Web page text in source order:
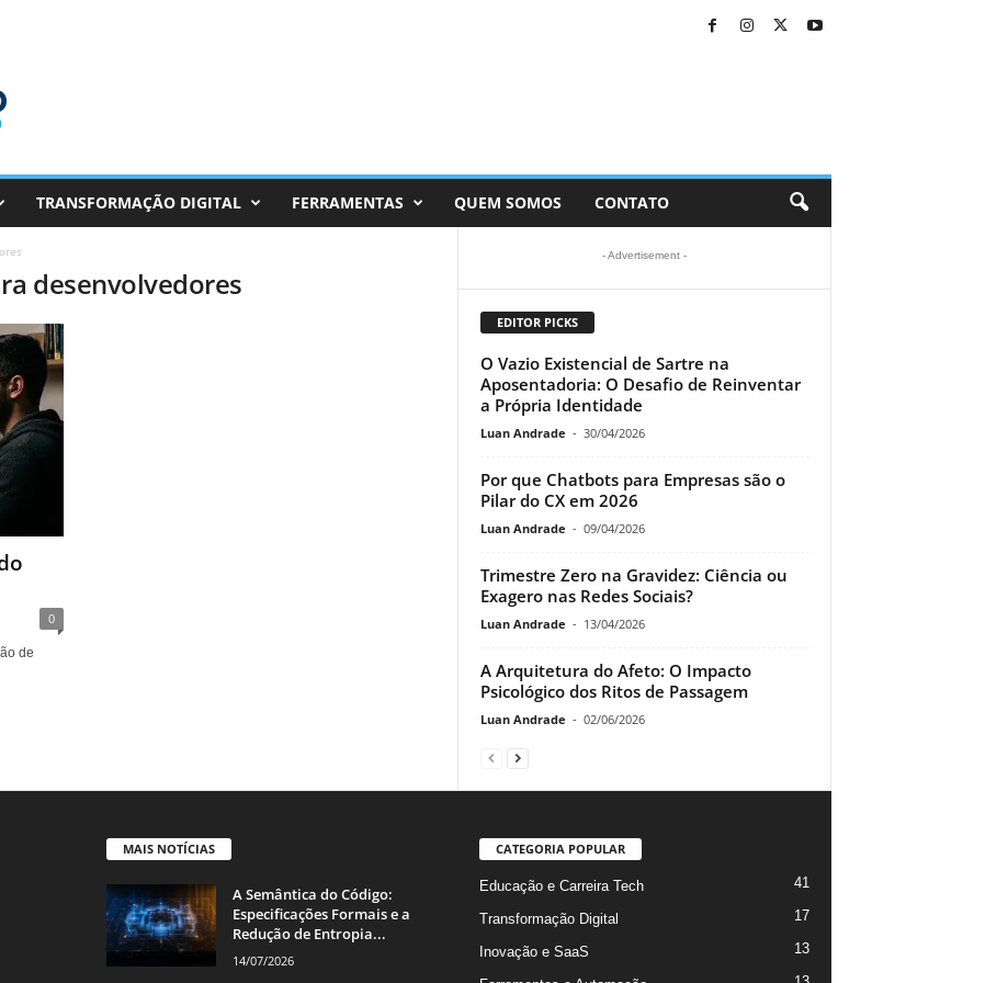
TRANSFORMAÇÃO DIGITAL FERRAMENTAS QUEM SOMOS CONTATO
desenvolvedores
0
de
- Advertisement -
EDITOR PICKS
O Vazio Existencial de Sartre na
Aposentadoria: O Desafio de Reinventar
a Própria Identidade
Luan Andrade - 30/04/2026
Por que Chatbots para Empresas são o
Pilar do CX em 2026
Luan Andrade - 09/04/2026
Trimestre Zero na Gravidez: Ciência ou
Exagero nas Redes Sociais?
Luan Andrade - 13/04/2026
A Arquitetura do Afeto: O Impacto
Psicológico dos Ritos de Passagem
Luan Andrade - 02/06/2026
MAIS NOTÍCIAS
A Semântica do Código:
Especificações Formais e a
Redução de Entropia...
14/07/2026
CATEGORIA POPULAR
Educação e Carreira Tech 41
Transformação Digital 17
Inovação e SaaS 13